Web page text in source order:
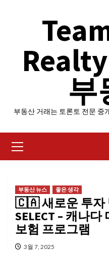
부
부동산 거래는 토론토 전문 중
Menu
부동산 뉴스 좋은 생각
🇨🇦 새로운 투자
SELECT – 캐나
보험 프로그램
3월 7, 2025